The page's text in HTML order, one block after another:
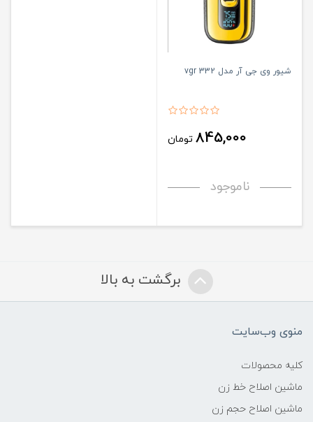
شیور وی جی آر مدل vgr 332
845,000 تومان
ناموجود
برگشت به بالا
منوی وب‌سایت
کلیه محصولات
ماشین اصلاح خط زن
ماشین اصلاح حجم زن